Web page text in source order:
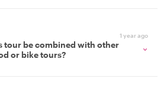
1 year ago
tour be combined with other
or bike tours?